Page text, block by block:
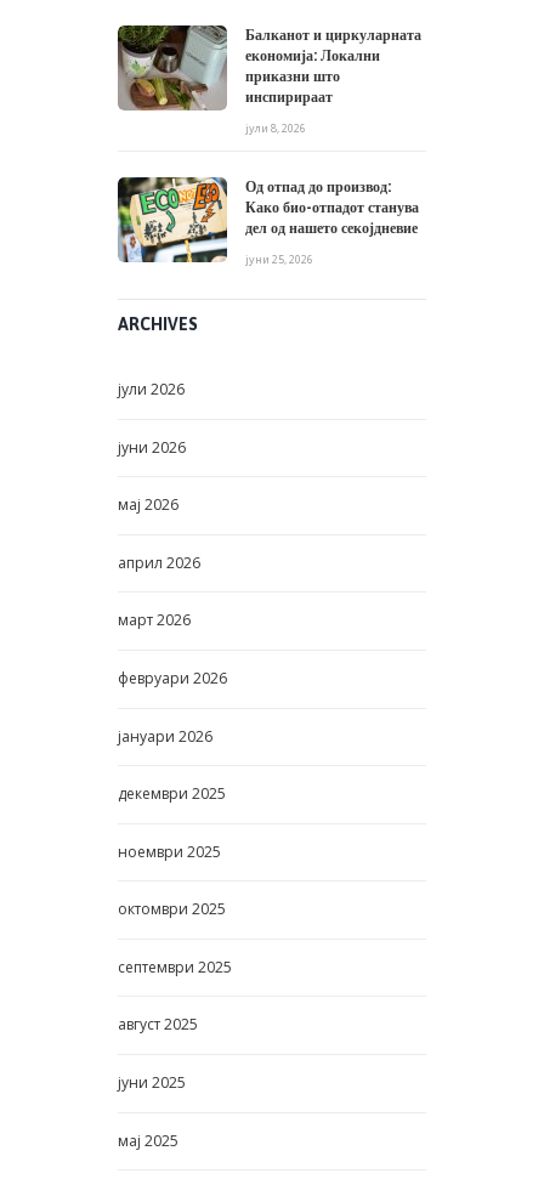
Балканот и циркуларната
економија: Локални
приказни што
инспирираат
јули 8, 2026
Од отпад до производ:
Како био-отпадот станува
дел од нашето секојдневие
јуни 25, 2026
ARCHIVES
јули 2026
јуни 2026
мај 2026
април 2026
март2026
февруари 2026
јануари 2026
декември 2025
ноември 2025
октомври 2025
септември 2025
август2025
јуни 2025
мај 2025